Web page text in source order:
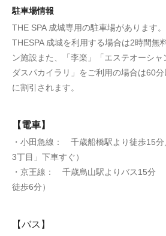
駐車場情報
THE SPA 成城専用の駐車場があります
THESPA 成城を利用する場合は2時間無
ン施設また、「李楽」「エステオーシ
ダスパカイラリ」をご利用の場合は60
に割引されます。
【電車】
・小田急線： 千歳船橋駅より徒歩15
3丁目」下車すぐ）
・京王線： 千歳烏山駅よりバス15分
徒歩6分）
【バス】